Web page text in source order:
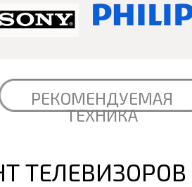
РЕКОМЕНДУЕМАЯ
ТЕХНИКА
ТЕЛЕВИЗОРОВ